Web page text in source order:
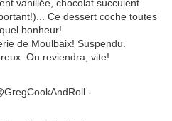
vanillée, chocolat succulent
Ce dessert coche toutes
bonheur!
de Moulbaix! Suspendu.
On reviendra, vite!